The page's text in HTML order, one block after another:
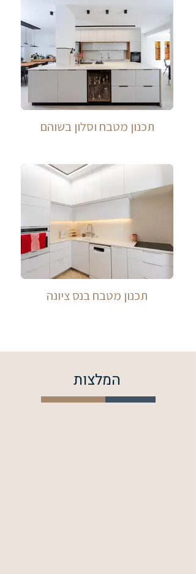
תכנון מטבח וסלון בשוהם
תכנון מטבח בנס ציונה
המלצות